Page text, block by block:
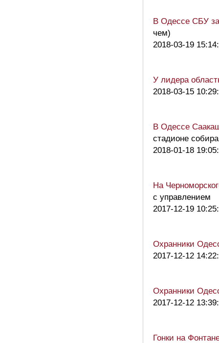
В Одессе СБУ
чем)
2018-03-19
У лидера
2018-03-15
В Одессе
стадионе
2018-01-18
На
с управлением
2017-12-19
Охранники
2017-12-12
Охранники
2017-12-12
Гонки на